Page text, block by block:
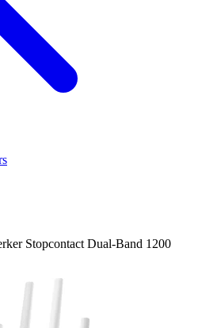
Stopcontact Dual-Band 1200